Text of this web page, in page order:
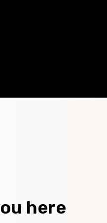
here